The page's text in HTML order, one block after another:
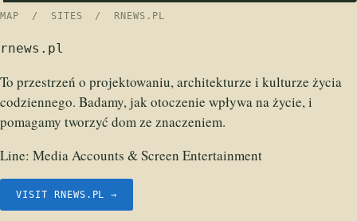
MAP / SITES / RNEWS.PL
rnews.pl
To przestrzeń o projektowaniu, architekturze i kulturze życia
codziennego. Badamy, jak otoczenie wpływa na życie, i
pomagamy tworzyć dom ze znaczeniem.
Line: Media Accounts & Screen Entertainment
VISIT RNEWS.PL →